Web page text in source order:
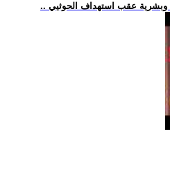
وبشرية عقب استهداف الحوثيي